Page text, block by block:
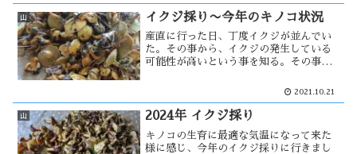
が悲劇を・・・
山 イクジ採り〜今年のキノコ状況
産直に行った日、丁度イクジが並んでい
た。その事から、イクジの発生している
可能性が高いという事を知る。その事が
来る場所は人が多く出ると考え、八峰町
あったため、今度は三種町へ採りに・・
2021.10.21
山 2024年 イクジ採り
キノコの生育に最適な気温になって来た
様に感じ、今年のイクジ採りに行きまし